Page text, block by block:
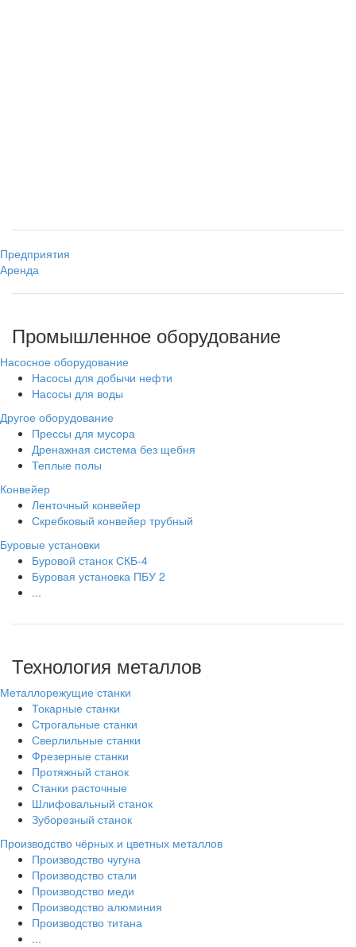
Предприятия
Аренда
Промышленное оборудование
Насосное оборудование
Насосы для добычи нефти
Насосы для воды
Другое оборудование
Прессы для мусора
Дренажная система без щебня
Теплые полы
Конвейер
Ленточный конвейер
Скребковый конвейер трубный
Буровые установки
Буровой станок СКБ-4
Буровая установка ПБУ 2
...
Технология металлов
Металлорежущие станки
Токарные станки
Строгальные станки
Сверлильные станки
Фрезерные станки
Протяжный станок
Станки расточные
Шлифовальный станок
Зуборезный станок
Производство чёрных и цветных металлов
Производство чугуна
Производство стали
Производство меди
Производство алюминия
Производство титана
...